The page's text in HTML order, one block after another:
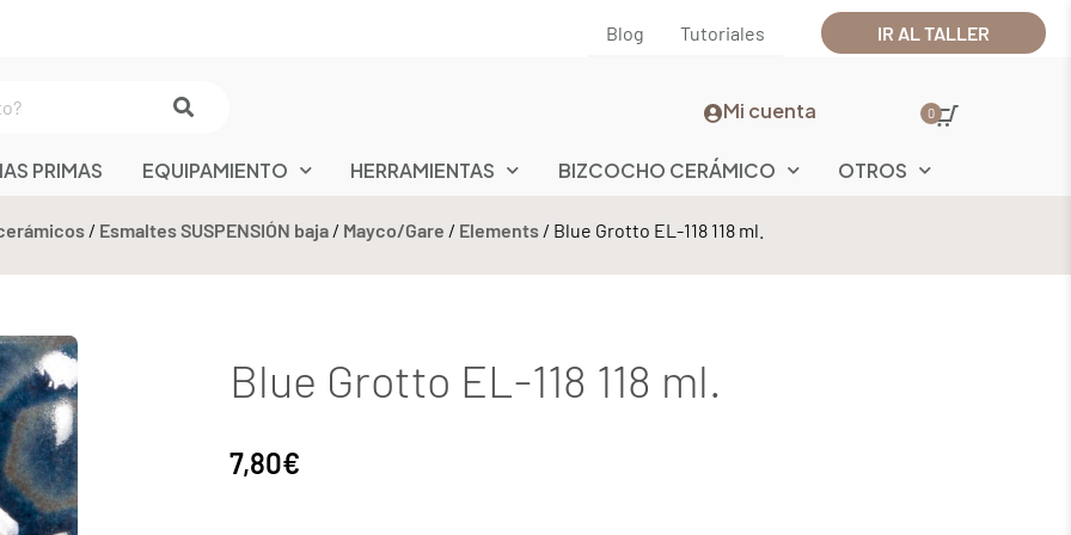
Blog Tutoriales IR AL TALLER
Mi cuenta 0
PRIMAS EQUIPAMIENTO HERRAMIENTAS BIZCOCHO CERÁMICO OTROS
/ Esmaltes SUSPENSIÓN baja/ Mayco/Gare / Elements/ Blue Grotto EL-118 118 ml.
Blue Grotto EL-118 118 ml.
7,80€